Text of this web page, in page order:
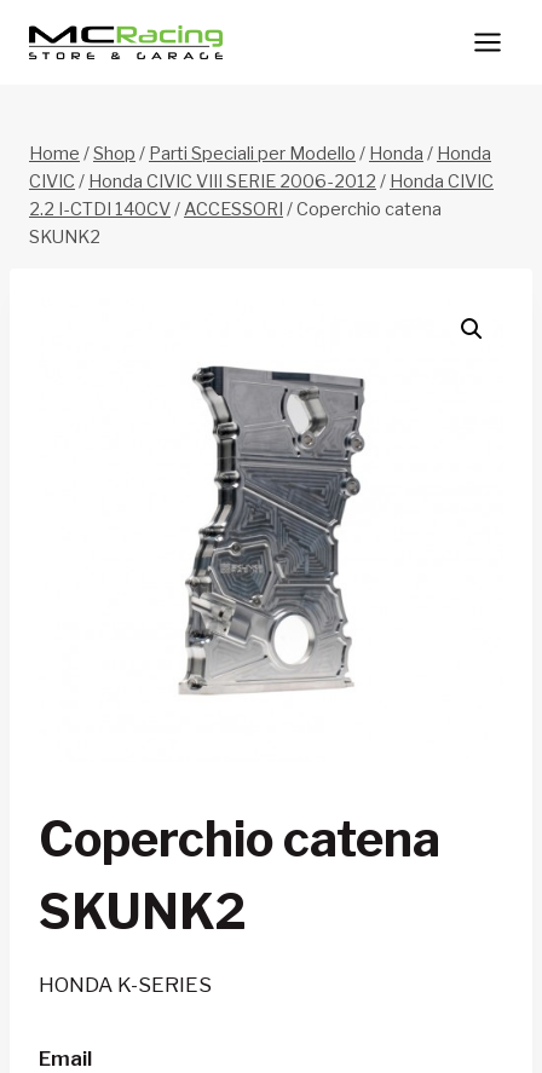
Home /Shop / Parti Speciali per Modello / Honda / Honda
CIVIC / Honda CIVIC VIII SERIE 2006-2012 / Honda CIVIC
2.2 I-CTDI 140CV/ACCESSORI /Coperchio catena
SKUNK2
Coperchio catena
SKUNK2
HONDA K-SERIES
Email